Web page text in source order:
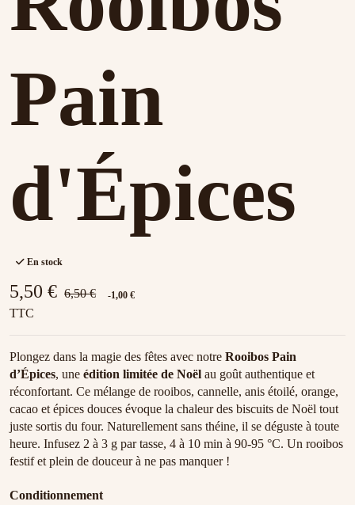
Pain
d'Épices
En stock
5,50 € 6,50 € -1,00 €
TTC
Plongez dans la magie des fêtes avec notre Rooibos Pain
d’Épices, une édition limitée de Noël au goût authentique et
réconfortant. Ce mélange de rooibos, cannelle, anis étoilé, orange,
cacao et épices douces évoque la chaleur des biscuits de Noël tout
juste sortis du four. Naturellement sans théine, il se déguste à toute
heure. Infusez 2 à 3 g par tasse, 4 à 10 min à 90-95 °C. Un rooibos
festif et plein de douceur à ne pas manquer !
Conditionnement